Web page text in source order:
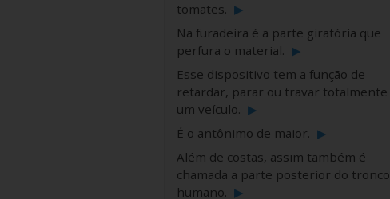
tomates. ▶
Na furadeira é a parte giratória que
perfura o material. ▶
Esse dispositivo tem a função de
retardar, parar ou travar totalmente
um veículo. ▶
É o antônimo de maior. ▶
Além de costas, assim também é
chamada a parte posterior do tronco
humano. ▶